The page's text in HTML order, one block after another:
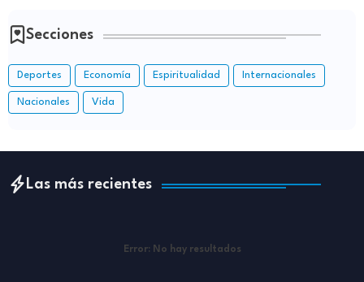
Secciones
Deportes Economía Espiritualidad Internacionales
Nacionales Vida
Las más recientes
Error: No hay resultados